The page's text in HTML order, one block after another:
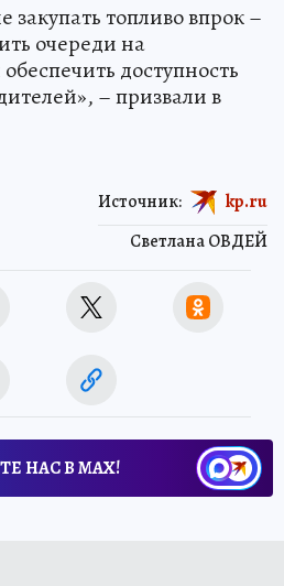
закупать топливо впрок –
очереди на
доступность
– призвали в
Светлана ОВДЕЙ
Источник: kp.ru
НАС В МАХ!